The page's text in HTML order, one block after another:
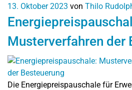
13. Oktober 2023 von Thilo
Musterverfahren der
Die Energiepreispauschale für